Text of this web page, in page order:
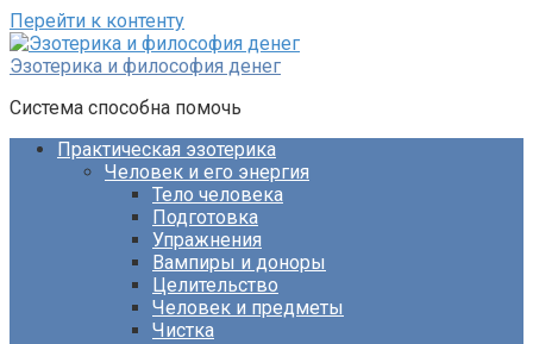
Перейти к контенту
Эзотерика и философия денег
Система способна помочь
Практическая эзотерика
Человек и его энергия
Тело человека
Подготовка
Упражнения
Вампиры и доноры
Целительство
Человек и предметы
Чистка